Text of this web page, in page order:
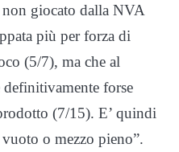
non giocato dalla NVA
più per forza di
(5/7), ma che al
forse
(7/15). E’ quindi
o mezzo pieno”.